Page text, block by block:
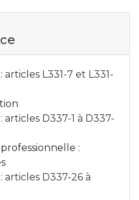
L331-7 et L331-
D337-1 à D337-
:
D337-26 à